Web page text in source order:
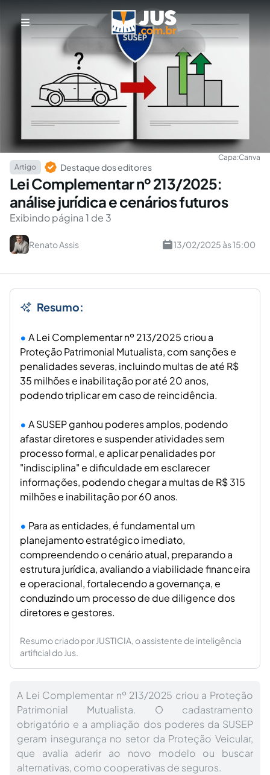
Capa:Canva
Artigo
Destaque dos editores
Lei Complementar nº 213/2025:
análise jurídica e cenários futuros
Exibindo página 1 de 3
Renato Assis 13/02/2025 às 15:00
Resumo:
A Lei Complementar nº 213/2025 criou a
Proteção Patrimonial Mutualista, com sanções e
penalidades severas, incluindo multas de até R$
35 milhões e inabilitação por até 20 anos,
podendo triplicar em caso de reincidência.
A SUSEP ganhou poderes amplos, podendo
afastar diretores e suspender atividades sem
processo formal, e aplicar penalidades por
"indisciplina" e dificuldade em esclarecer
informações, podendo chegar a multas de R$ 315
milhões e inabilitação por 60 anos.
Para as entidades, é fundamental um
planejamento estratégico imediato,
compreendendo o cenário atual, preparando a
estrutura jurídica, avaliando a viabilidade financeira
e operacional, fortalecendo a governança, e
conduzindo um processo de due diligence dos
diretores e gestores.
Resumo criado por JUSTICIA, o assistente de inteligência
artificial do Jus.
A Lei Complementar nº 213/2025 criou a Proteção
Patrimonial Mutualista. O cadastramento
obrigatório e a ampliação dos poderes da SUSEP
geram insegurança no setor da Proteção Veicular,
que avalia aderir ao novo modelo ou buscar
alternativas, como cooperativas de seguros.